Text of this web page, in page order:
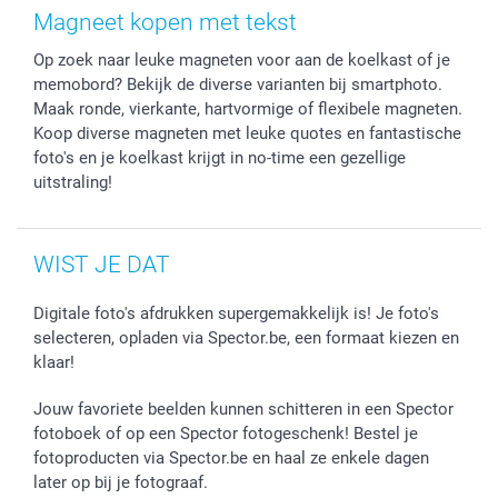
Fotokaders, Decoratie en Snoepjes
Stickers en Etiketten
Mijn orderstatus
Magneet kopen met tekst
Op zoek naar leuke magneten voor aan de koelkast of je
memobord? Bekijk de diverse varianten bij smartphoto.
Maak ronde, vierkante, hartvormige of flexibele magneten.
Koop diverse magneten met leuke quotes en fantastische
foto's en je koelkast krijgt in no-time een gezellige
uitstraling!
WIST JE DAT
Digitale foto's afdrukken supergemakkelijk is! Je foto's
selecteren, opladen via Spector.be, een formaat kiezen en
klaar!
Jouw favoriete beelden kunnen schitteren in een Spector
fotoboek of op een Spector fotogeschenk! Bestel je
fotoproducten via Spector.be en haal ze enkele dagen
later op bij je fotograaf.